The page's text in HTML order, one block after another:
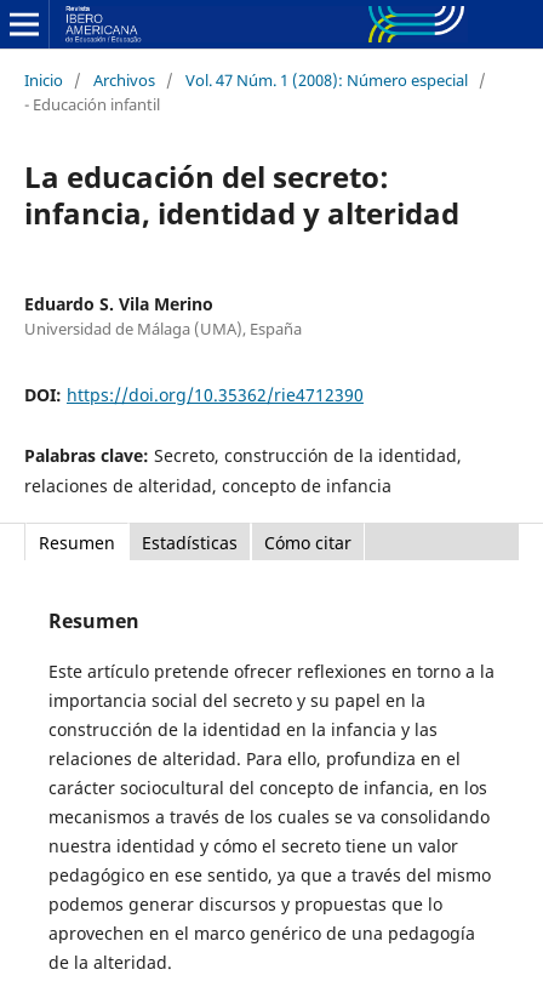
Inicio / Archivos / Vol. 47 Núm. 1 (2008): Número especial /
- Educación infantil
La educación del secreto:
infancia, identidad y alteridad
Eduardo S. Vila Merino
Universidad de Málaga (UMA), España
DOI: https://doi.org/10.35362/rie4712390
Palabras clave: Secreto, construcción de la identidad,
relaciones de alteridad, concepto de infancia
Resumen Estadísticas Cómo citar
Resumen
Este artículo pretende ofrecer reflexiones en torno a la
importancia social del secreto y su papel en la
construcción de la identidad en la infancia y las
relaciones de alteridad. Para ello, profundiza en el
carácter sociocultural del concepto de infancia, en los
mecanismos a través de los cuales se va consolidando
nuestra identidad y cómo el secreto tiene un valor
pedagógico en ese sentido, ya que a través del mismo
podemos generar discursos y propuestas que lo
aprovechen en el marco genérico de una pedagogía
de la alteridad.